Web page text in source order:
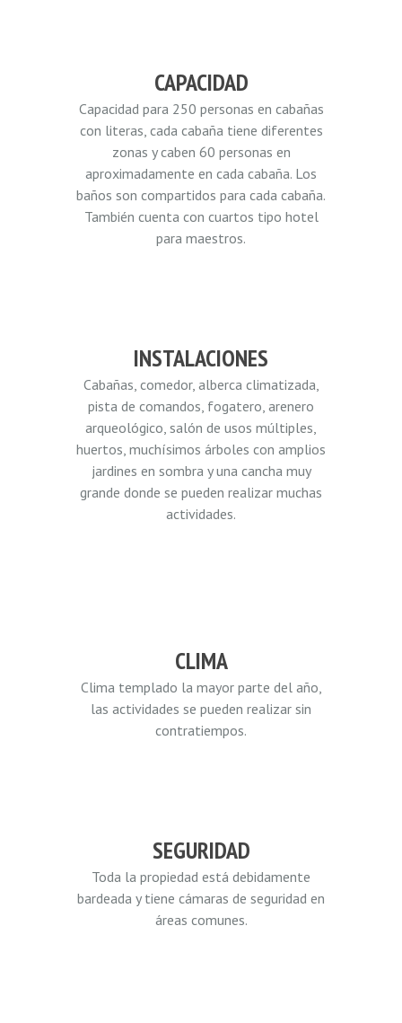
CAPACIDAD
Capacidad para 250 personas en cabañas
con literas, cada cabaña tiene diferentes
zonas y caben 60 personas en
aproximadamente en cada cabaña. Los
baños son compartidos para cada cabaña.
También cuenta con cuartos tipo hotel
para maestros.
INSTALACIONES
Cabañas, comedor, alberca climatizada,
pista de comandos, fogatero, arenero
arqueológico, salón de usos múltiples,
huertos, muchísimos árboles con amplios
jardines en sombra y una cancha muy
grande donde se pueden realizar muchas
actividades.
CLIMA
Clima templado la mayor parte del año,
las actividades se pueden realizar sin
contratiempos.
SEGURIDAD
Toda la propiedad está debidamente
bardeada y tiene cámaras de seguridad en
áreas comunes.